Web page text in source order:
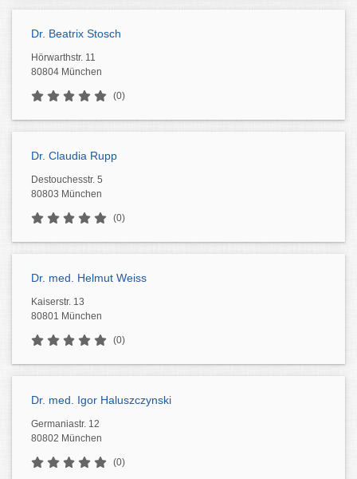
Dr. Beatrix Stosch
Hörwarthstr. 11
80804 München
(0)
Dr. Claudia Rupp
Destouchesstr. 5
80803 München
(0)
Dr. med. Helmut Weiss
Kaiserstr. 13
80801 München
(0)
Dr. med. Igor Haluszczynski
Germaniastr. 12
80802 München
(0)